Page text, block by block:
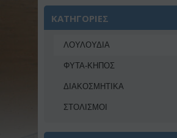
ΚΑΤΗΓΟΡΙΕΣ
ΛΟΥΛΟΥΔΙΑ
ΦΥΤΑ-ΚΗΠΟΣ
ΔΙΑΚΟΣΜΗΤΙΚA
ΣΤΟΛΙΣΜΟΙ